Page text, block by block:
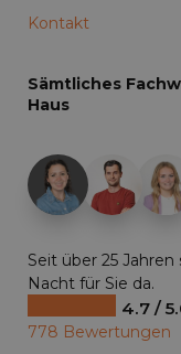
Kontakt
Sämtliches
Haus
Seit über 25
Nacht für Sie da.
4.7 /
778 Bewertungen